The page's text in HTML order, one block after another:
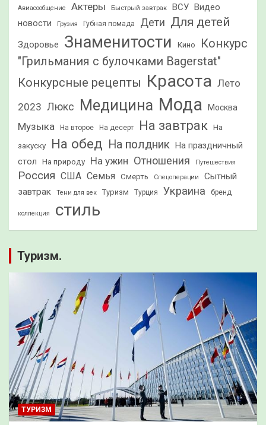
Авиасообщение Актеры Быстрый завтрак ВСУ Видео
новости
Грузия Губная помада Дети Для детей
Здоровье Знаменитости Кино
Конкурс
"Грильмания с булочками Bagerstat"
Конкурсные рецепты Красота Лето
2023 Люкс Медицина Мода Москва
Музыка На второе На десерт На завтрак На
закуску На обед На полдник На праздничный
стол
На природу На ужин Отношения Путешествия
Россия США Семья Смерть Спецоперации
Сытный
завтрак
Тени для век Туризм Турция Украина бренд
коллекция стиль
Туризм.
ТУРИЗМ